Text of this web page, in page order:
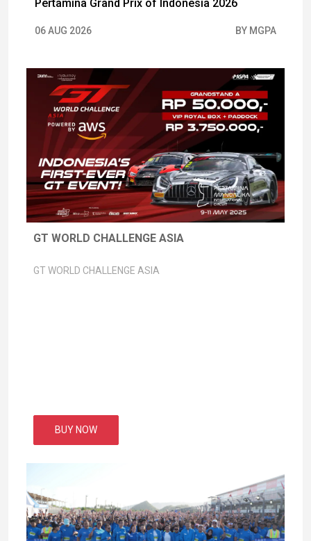
Pertamina Grand Prix of Indonesia 2026
06 AUG 2026 BY MGPA
GT WORLD CHALLENGE ASIA
GT WORLD CHALLENGE ASIA
BUY NOW